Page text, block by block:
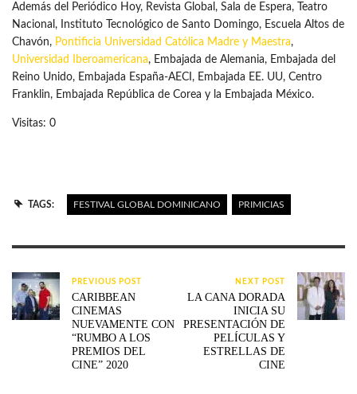
Además del Periódico Hoy, Revista Global, Sala de Espera, Teatro
Nacional, Instituto Tecnológico de Santo Domingo, Escuela Altos de
Chavón, Pontificia Universidad Católica Madre y Maestra,
Universidad Iberoamericana, Embajada de Alemania, Embajada del
Reino Unido, Embajada España-AECI, Embajada EE. UU, Centro
Franklin, Embajada República de Corea y la Embajada México.
Visitas: 0
TAGS: FESTIVAL GLOBAL DOMINICANO PRIMICIAS
PREVIOUS POST
CARIBBEAN
CINEMAS
NUEVAMENTE CON
“RUMBO A LOS
PREMIOS DEL
CINE” 2020
NEXT POST
LA CANA DORADA
INICIA SU
PRESENTACIÓN DE
PELÍCULAS Y
ESTRELLAS DE
CINE